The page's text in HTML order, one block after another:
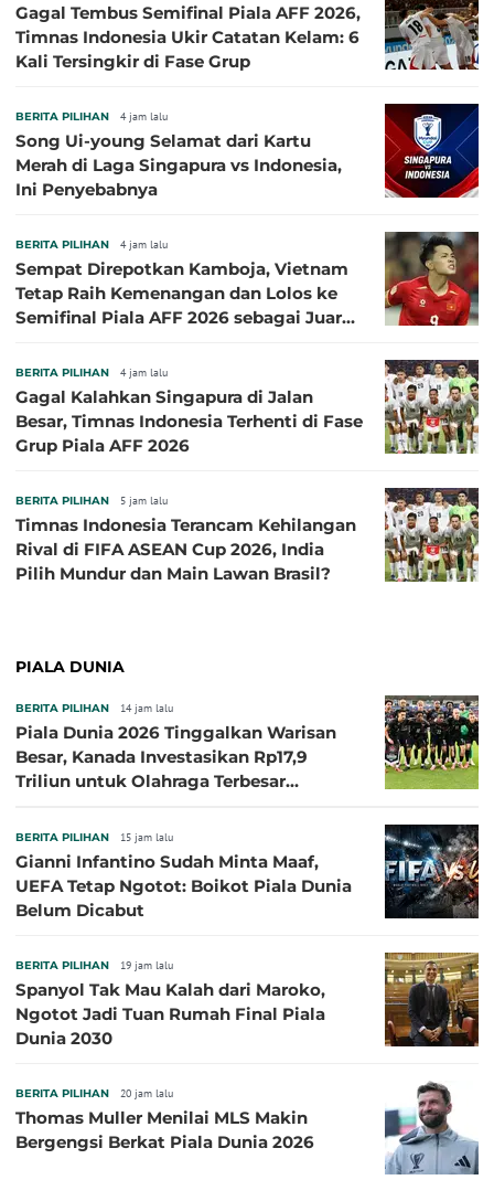
Gagal Tembus Semifinal Piala AFF 2026,
Timnas Indonesia Ukir Catatan Kelam: 6
Kali Tersingkir di Fase Grup
BERITA PILIHAN 4 jam lalu
Song Ui-young Selamat dari Kartu
Merah di Laga Singapura vs Indonesia,
Ini Penyebabnya
BERITA PILIHAN 4 jam lalu
Sempat Direpotkan Kamboja, Vietnam
Tetap Raih Kemenangan dan Lolos ke
Semifinal Piala AFF 2026 sebagai Juara
BERITA PILIHAN 4 jam lalu
Gagal Kalahkan Singapura di Jalan
Besar, Timnas Indonesia Terhenti di Fase
Grup Piala AFF 2026
BERITA PILIHAN 5 jam lalu
Timnas Indonesia Terancam Kehilangan
Rival di FIFA ASEAN Cup 2026, India
Pilih Mundur dan Main Lawan Brasil?
PIALA DUNIA
BERITA PILIHAN 14 jam lalu
Piala Dunia 2026 Tinggalkan Warisan
Besar, Kanada Investasikan Rp17,9
Triliun untuk Olahraga Terbesar
BERITA PILIHAN 15 jam lalu
Gianni Infantino Sudah Minta Maaf,
UEFA Tetap Ngotot: Boikot Piala Dunia
Belum Dicabut
BERITA PILIHAN 19 jam lalu
Spanyol Tak Mau Kalah dari Maroko,
Ngotot Jadi Tuan Rumah Final Piala
Dunia 2030
BERITA PILIHAN 20 jam lalu
Thomas Muller Menilai MLS Makin
Bergengsi Berkat Piala Dunia 2026